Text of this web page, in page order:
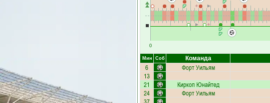
0
Мин Соб Команда
6 Форт Уильям
13
21 Киркоп Юнайтед
24 Форт Уильям